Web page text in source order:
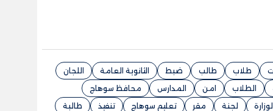
طلاب طالب ضبط الثانوية العامة
اللجان
الطلاب امن المدارس
محافظ سوهاج
لجنة مقر تعليم سوهاج تنفيذ
طالبة